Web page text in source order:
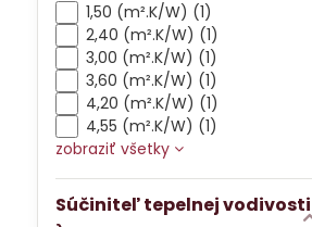
1,50 (m².K/W) (1)
2,40 (m².K/W) (1)
3,00 (m².K/W) (1)
3,60 (m².K/W) (1)
4,20 (m².K/W) (1)
4,55 (m².K/W) (1)
zobraziť všetky
Súčiniteľ tepelnej vodivosti